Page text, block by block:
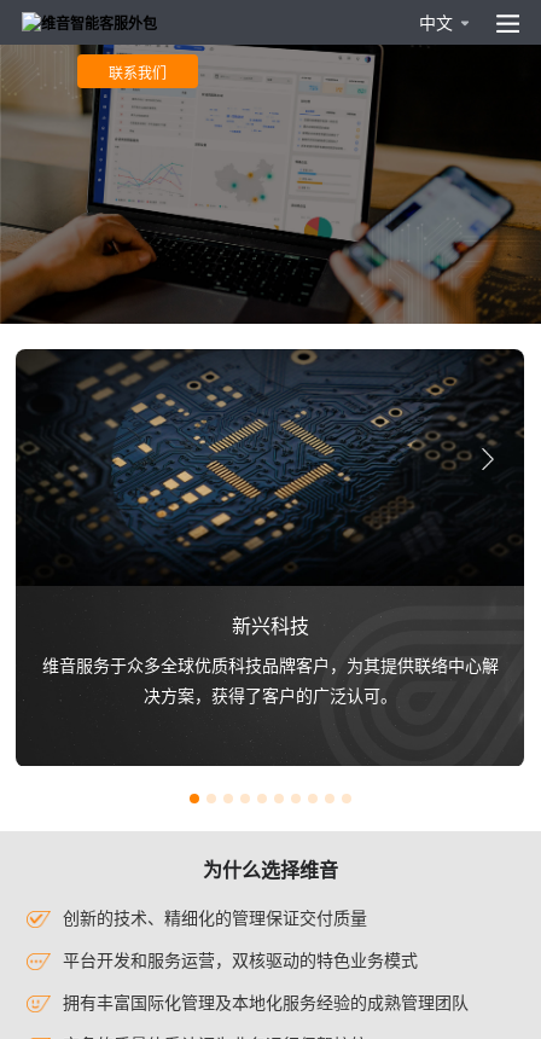
中文
让每一次接触，都成为客户的美好回忆
新兴科技
维音服务于众多全球优质科技品牌客户，为其提供联络中心解
决方案，获得了客户的广泛认可。
为什么选择维音
创新的技术、精细化的管理保证交付质量
平台开发和服务运营，双核驱动的特色业务模式
拥有丰富国际化管理及本地化服务经验的成熟管理团队